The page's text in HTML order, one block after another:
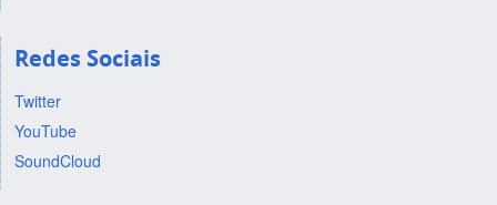
Redes Sociais
Twitter
YouTube
SoundCloud